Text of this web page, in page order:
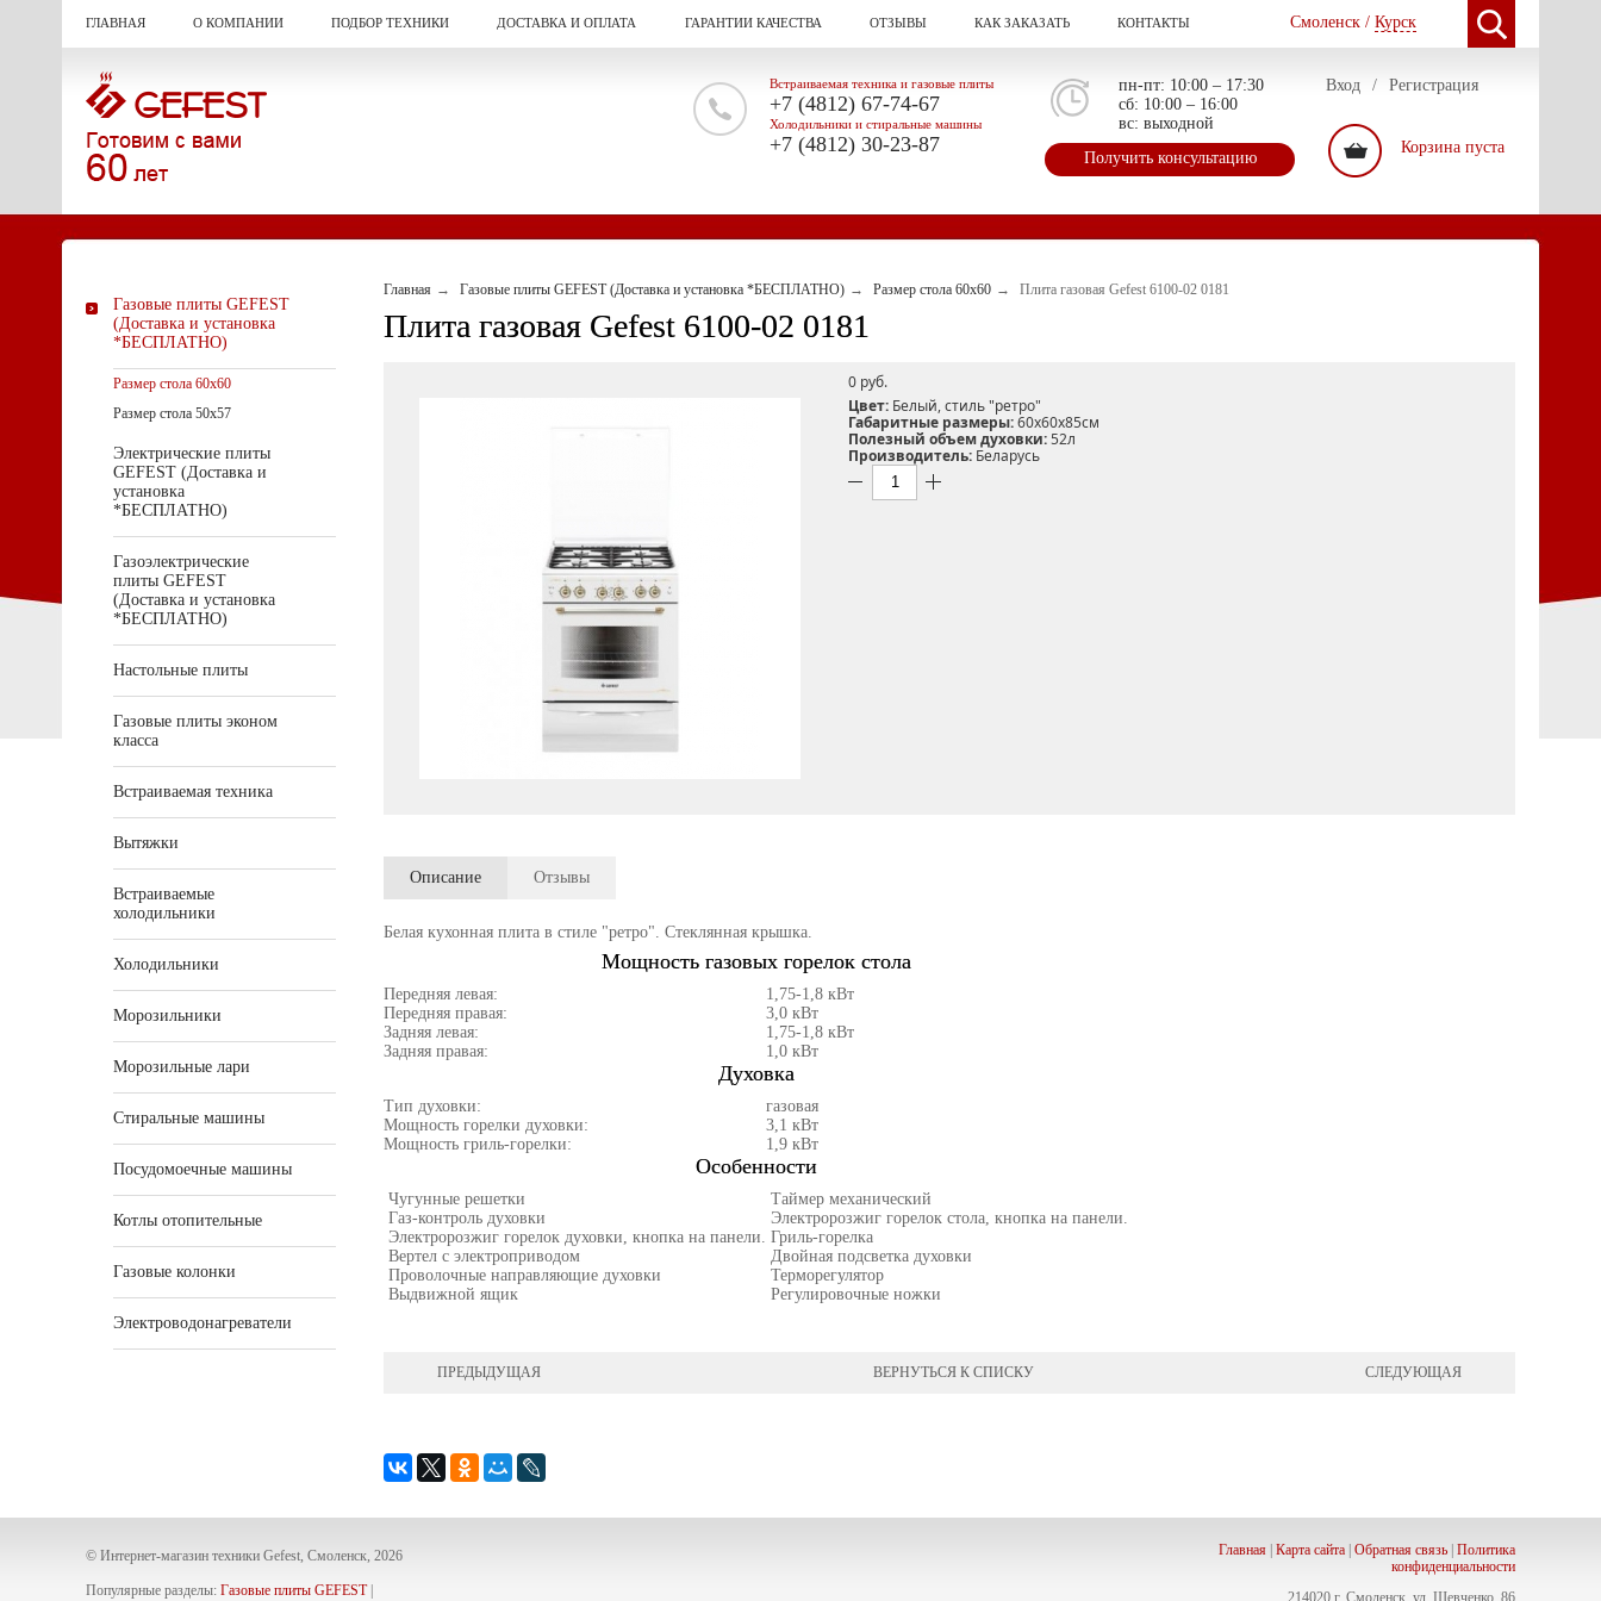
Получить консультацию
пн-пт: 10:00 – 17:30
сб: 10:00 – 16:00
вс: выходной
Встраиваемая техника и газовые плиты
+7 (4812) 67-74-67
Холодильники и стиральные машины
+7 (4812) 30-23-87
Смоленск / Курск
ГЛАВНАЯ О КОМПАНИИ ПОДБОР ТЕХНИКИ ДОСТАВКА И ОПЛАТА ГАРАНТИИ КАЧЕСТВА ОТЗЫВЫ КАК ЗАКАЗАТЬ КОНТАКТЫ
Вход / Регистрация
Корзина пуста
Главная Газовые плиты GEFEST (Доставка и установка *БЕСПЛАТНО) Размер стола 60х60 Плита газовая Gefest 6100-02 0181
Плита газовая Gefest 6100-02 0181
0 pуб.
Цвет: Белый, стиль "ретро"
Габаритные размеры:60х60х85см
Полезный объем духовки:52л
Производитель: Беларусь
Описание Отзывы
Белая кухонная плита в стиле "ретро". Стеклянная крышка.
Мощность газовых горелок стола
Передняя левая:
1,75-1,8 кВт
Передняя правая:
3,0 кВт
Задняя левая:
1,75-1,8 кВт
Задняя правая:
1,0 кВт
Духовка
Тип духовки:
газовая
Мощность горелки духовки:
3,1 кВт
Мощность гриль-горелки:
1,9 кВт
Особенности
Чугунные решетки
Таймер механический
Газ-контроль духовки
Электророзжиг горелок стола, кнопка на панели.
Электророзжиг горелок духовки, кнопка на панели. Гриль-горелка
Вертел с электроприводом
Двойная подсветка духовки
Проволочные направляющие духовки
Терморегулятор
Выдвижной ящик
Регулировочные ножки
ПРЕДЫДУЩАЯ ВЕРНУТЬСЯ К СПИСКУ СЛЕДУЮЩАЯ
Газовые плиты GEFEST
(Доставка и установка
*БЕСПЛАТНО)
Размер стола 60х60
Размер стола 50х57
Электрические плиты
GEFEST (Доставка и
установка
*БЕСПЛАТНО)
Газоэлектрические
плиты GEFEST
(Доставка и установка
*БЕСПЛАТНО)
Настольные плиты
Газовые плиты эконом
класса
Встраиваемая техника
Вытяжки
Встраиваемые
холодильники
Холодильники
Морозильники
Морозильные лари
Стиральные машины
Посудомоечные машины
Котлы отопительные
Газовые колонки
Электроводонагреватели
© Интернет-магазин техники Gefest, Смоленск, 2026
Популярные разделы: Газовые плиты GEFEST|
214020 г. Смоленск, ул. Шевченко, 86
Главная Карта сайта Обратная связь Политика
конфиденциальности